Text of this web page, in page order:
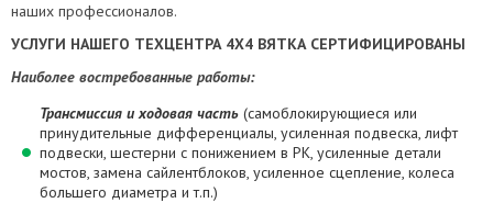
наших профессионалов.
УСЛУГИ НАШЕГО ТЕХЦЕНТРА 4Х4 ВЯТКА СЕРТИФИЦИРОВАНЫ
Наиболее востребованные работы:
Трансмиссия и ходовая часть (самоблокирующиеся или
принудительные дифференциалы, усиленная подвеска, лифт
подвески, шестерни с понижением в РК, усиленные детали
мостов, замена сайлентблоков, усиленное сцепление, колеса
большего диаметра и т.п.)